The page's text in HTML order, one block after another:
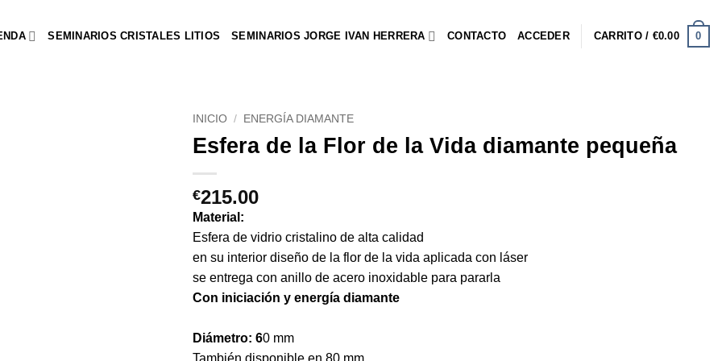
SEMINARIOS CRISTALES LITIOS SEMINARIOS JORGE IVAN HERRERA CONTACTO ACCEDER CARRITO / €0.00 0
INICIO / ENERGÍA DIAMANTE
Esfera de la Flor de la Vida diamante pequeña
€215.00
Material:
Esfera de vidrio cristalino de alta calidad
en su interior diseño de la flor de la vida aplicada con láser
se entrega con anillo de acero inoxidable para pararla
Con iniciación y energía diamante
Diámetro: 60 mm
También disponible en 80 mm